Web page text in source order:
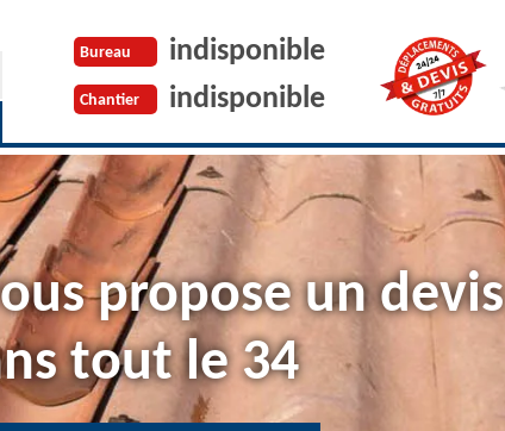
Bureau indisponible
Chantier indisponible
propose un devis
tout le 34